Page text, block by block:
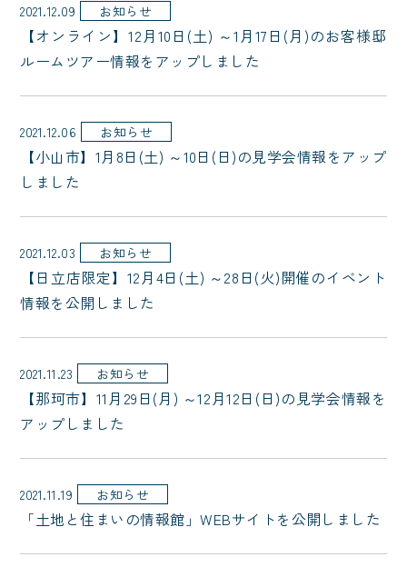
2021.12.09 お知らせ
【オンライン】12月10日(土) ～1月17日(月)のお客様邸
ルームツアー情報をアップしました
2021.12.06 お知らせ
【小山市】1月8日(土) ～10日(日)の見学会情報をアップ
しました
2021.12.03 お知らせ
【日立店限定】12月4日(土) ～28日(火)開催のイベント
情報を公開しました
2021.11.23 お知らせ
【那珂市】11月29日(月) ～12月12日(日)の見学会情報を
アップしました
2021.11.19 お知らせ
「土地と住まいの情報館」WEBサイトを公開しました